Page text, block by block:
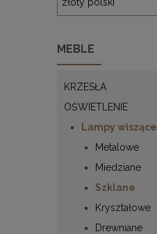
MEBLE
KRZESŁA
OŚWIETLENIE
Lampy wiszące
Metalowe
Miedziane
Szklane
Kryształowe
Drewniane